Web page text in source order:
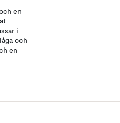
en
i
och
en